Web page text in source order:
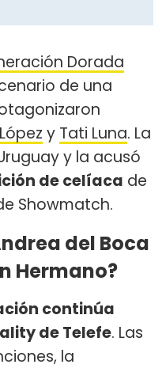
Dorada
de una
y Tati Luna. La
y la acusó
de celíaca de
Showmatch.
del Boca
Hermano?
continúa
de Telefe. Las
la